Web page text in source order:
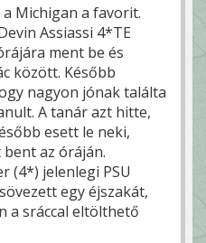
Michigan a favorit.
Assiassi 4*TE
ment be és
között. Később
nagyon jónak találta
A tanár azt hitte,
esett le neki,
az óráján.
(4*) jelenlegi PSU
egy éjszakát,
a sráccal eltölthető